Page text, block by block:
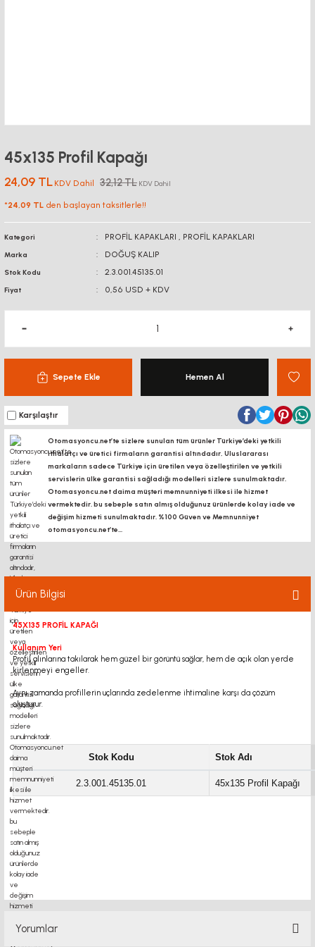
45x135 Profil Kapağı
24,09 TL KDV Dahil 32,12 TL KDV Dahil
*24,09 TL den başlayan taksitlerle!!
Kategori PROFİL KAPAKLARI , PROFİL KAPAKLARI
Marka DOĞUŞ KALIP
Stok Kodu 2.3.001.45135.01
Fiyat 0,56 USD + KDV
Sepete Ekle Hemen Al
Karşılaştır
Otomasyoncu.net’te sizlere sunulan tüm ürünler Türkiye’deki yetkili
ithalatçı ve üretici firmaların garantisi altındadır, Uluslararası
markaların sadece Türkiye için üretilen veya özelleştirilen ve yetkili
servislerin ülke garantisi sağladığı modelleri sizlere sunulmaktadır.
Otomasyoncu.net daima müşteri memnunniyeti ilkesi ile hizmet
vermektedir. bu sebeple satın almış olduğunuz ürünlerde kolay iade ve
değişim hizmeti sunulmaktadır. %100 Güven ve Memnunniyet
otomasyoncu.net’te...
Ürün Bilgisi
45X135 PROFİL KAPAĞI
Kullanım Yeri
Profil alınlarına takılarak hem güzel bir görüntü sağlar, hem de açık olan yerde
kirlenmeyi engeller.
Aynı zamanda profillerin uçlarında zedelenme ihtimaline karşı da çözüm
oluşturur.
Stok Kodu Stok Adı
2.3.001.45135.01 45x135 Profil Kapağı
profil kapağı
kremayer dişli,
Yorumlar